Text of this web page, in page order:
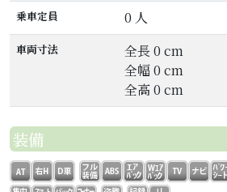
乗車定員 0 人
車両寸法
全長 0 cm
全幅 0 cm
全高 0 cm
装備